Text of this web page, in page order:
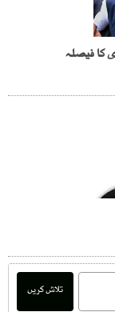
کا فیصلہ
تلاش کریں